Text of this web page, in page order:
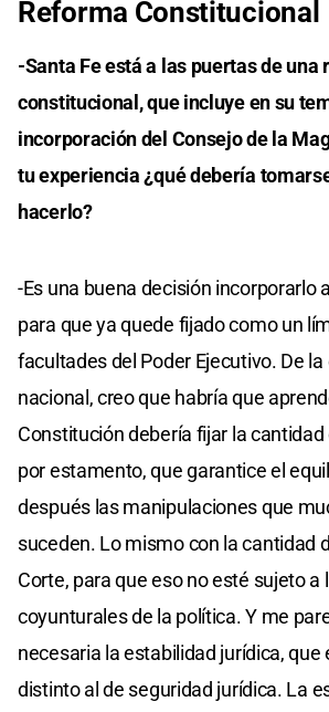
Reforma Constitucional
-Santa Fe está a las puertas de una
constitucional, que incluye en su
incorporación del Consejo de la
tu experiencia ¿qué debería
hacerlo?
-Es una buena decisión incorporarlo
para que ya quede fijado como un
facultades del Poder Ejecutivo. De
nacional, creo que habría que
Constitución debería fijar la
por estamento, que garantice el
después las manipulaciones que
suceden. Lo mismo con la cantidad
Corte, para que eso no esté sujeto a
coyunturales de la política. Y me
necesaria la estabilidad jurídica, que
distinto al de seguridad jurídica. La